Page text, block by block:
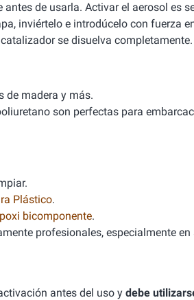
de usarla. Activar el aerosol es
inviértelo e introdúcelo con fuerza
se disuelva completamente.
de madera y más.
son perfectas para
Plástico.
bicomponente.
profesionales, especialmente
antes del uso y debe